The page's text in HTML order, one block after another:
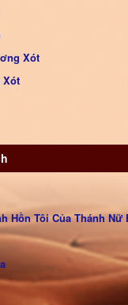
Xót
Xót
Hồn Tôi Của Thánh Nữ